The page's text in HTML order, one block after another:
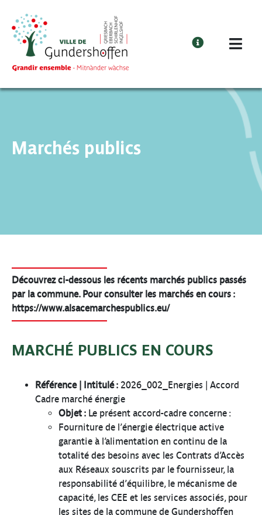
Marchés publics
Découvrez ci-dessous les récents marchés publics passés
par la commune. Pour consulter les marchés en cours :
https://www.alsacemarchespublics.eu/
MARCHÉ PUBLICS EN COURS
Référence | Intitulé : 2026_002_Energies | Accord
Cadre marché énergie
Objet : Le présent accord-cadre concerne :
Fourniture de l’énergie électrique active
garantie à l’alimentation en continu de la
totalité des besoins avec les Contrats d’Accès
aux Réseaux souscrits par le fournisseur, la
responsabilité d’équilibre, le mécanisme de
capacité, les CEE et les services associés, pour
les sites de la commune de Gundershoffen